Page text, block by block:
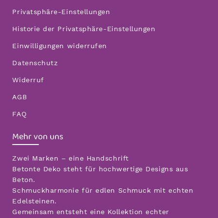
Privatsphäre-Einstellungen
Historie der Privatsphäre-Einstellungen
Einwilligungen widerrufen
Datenschutz
Widerruf
AGB
FAQ
Mehr von uns
Zwei Marken – eine Handschrift
Betonte Deko steht für hochwertige Designs aus
Beton.
Schmuckharmonie für edlen Schmuck mit echten
Edelsteinen.
Gemeinsam entsteht eine Kollektion echter